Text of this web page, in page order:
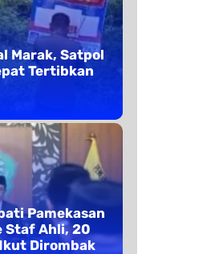
Marak, Satpol
Tertibkan
Pamekasan
Staf Ahli, 20
Ikut Dirombak